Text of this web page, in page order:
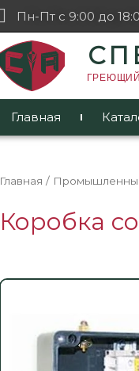
Пн-Пт с 9:00 до
Главная
Главная /
Коробка